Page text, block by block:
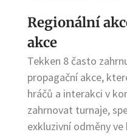
Regionální
akce
Tekken 8 často
propagační akce,
hráčů a interakci v
zahrnovat turnaje,
exkluzivní odměny